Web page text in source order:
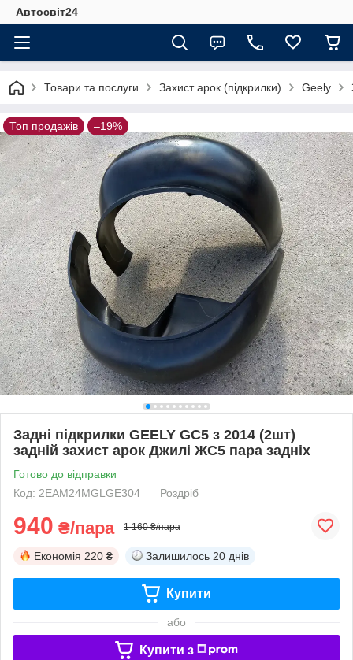
Автосвіт24
Товари та послуги Захист арок (підкрилки) Geely
Топ продажів –19%
Задні підкрилки GEELY GC5 з 2014 (2шт)
задній захист арок Джилі ЖС5 пара задніх
Готово до відправки
Код: 2EAM24MGLGE304
Роздріб
940 ₴/пара 1 160 ₴/пара
Економія 220 ₴ Залишилось 20 днів
Купити
або
Купити з